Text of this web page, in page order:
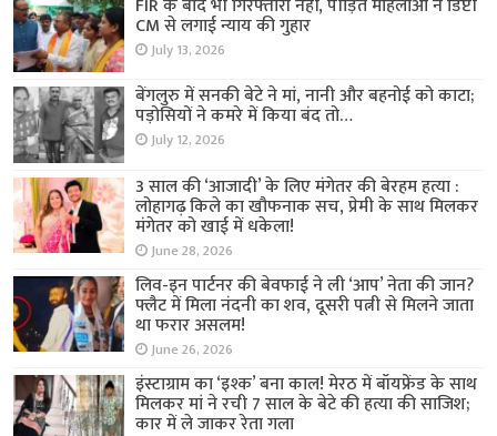
FIR के बाद भी गिरफ्तारी नहीं, पीड़ित महिलाओं ने डिप्टी
CM से लगाई न्याय की गुहार
July 13, 2026
बेंगलुरु में सनकी बेटे ने मां, नानी और बहनोई को काटा;
पड़ोसियों ने कमरे में किया बंद तो…
July 12, 2026
3 साल की ‘आजादी’ के लिए मंगेतर की बेरहम हत्या :
लोहागढ़ किले का खौफनाक सच, प्रेमी के साथ मिलकर
मंगेतर को खाई में धकेला!
June 28, 2026
लिव-इन पार्टनर की बेवफाई ने ली ‘आप’ नेता की जान?
फ्लैट में मिला नंदनी का शव, दूसरी पत्नी से मिलने जाता
था फरार असलम!
June 26, 2026
इंस्टाग्राम का ‘इश्क’ बना काल! मेरठ में बॉयफ्रेंड के साथ
मिलकर मां ने रची 7 साल के बेटे की हत्या की साजिश;
कार में ले जाकर रेता गला